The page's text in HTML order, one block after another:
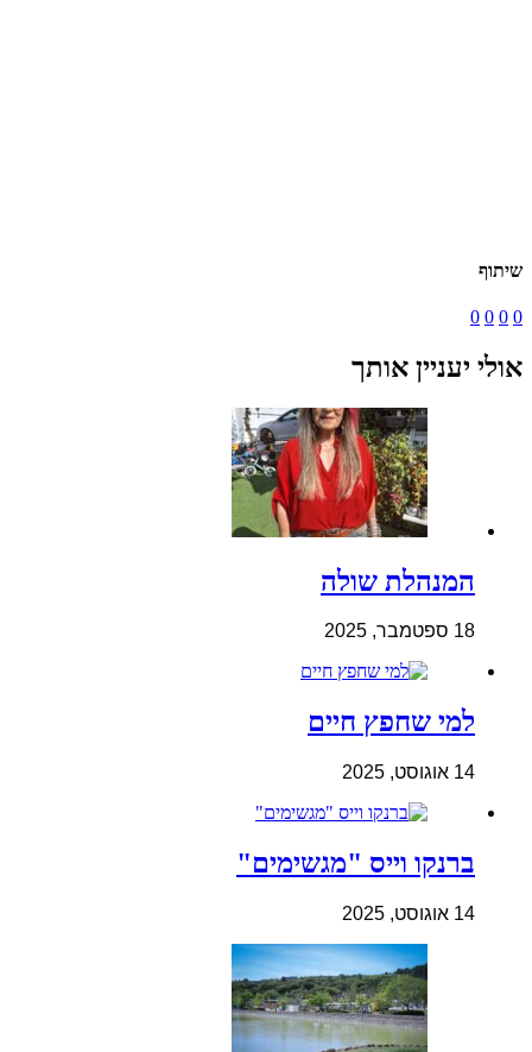
שיתוף
0
0
0
0
אולי יעניין אותך
המנהלת שולה
18 ספטמבר, 2025
למי שחפץ חיים
14 אוגוסט, 2025
ברנקו וייס "מגשימים"
14 אוגוסט, 2025